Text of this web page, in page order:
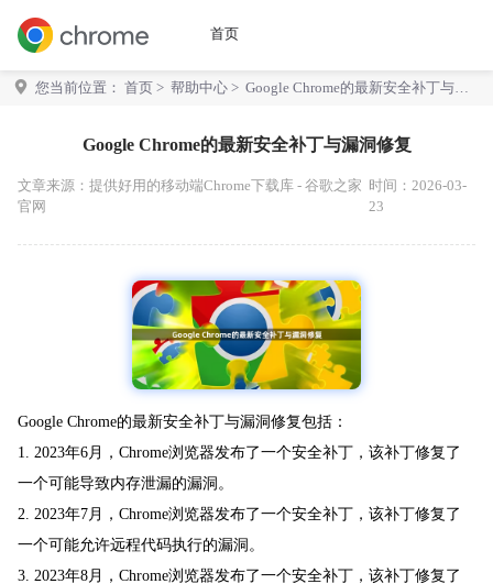
首页
您当前位置： 首页 > 帮助中心 > Google Chrome的最新安全补丁与漏
Google Chrome的最新安全补丁与漏洞修复
文章来源： 提供好用的移动端Chrome下载库 - 谷歌之家
官网
时间：2026-03-
23
Google Chrome的最新安全补丁与漏洞修复包括：
1. 2023年6月，Chrome浏览器发布了一个安全补丁，该补丁修复了
一个可能导致内存泄漏的漏洞。
2. 2023年7月，Chrome浏览器发布了一个安全补丁，该补丁修复了
一个可能允许远程代码执行的漏洞。
3. 2023年8月，Chrome浏览器发布了一个安全补丁，该补丁修复了